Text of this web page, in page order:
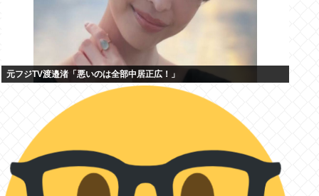
元フジTV渡邉渚「悪いのは全部中居正広！」